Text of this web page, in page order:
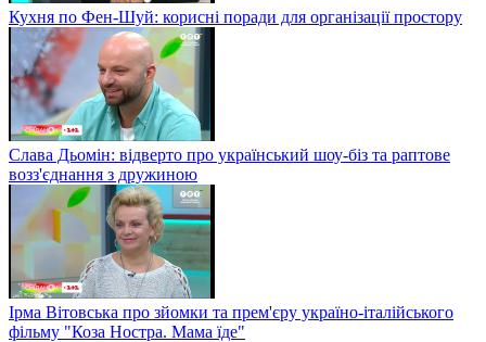
Кухня по Фен-Шуй: корисні поради для організації простору
Слава Дьомін: відверто про український шоу-біз та раптове
возз'єднання з дружиною
Ірма Вітовська про зйомки та прем'єру україно-італійського
фільму "Коза Ностра. Мама їде"